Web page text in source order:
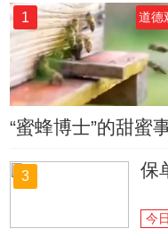
1 道德
“蜜蜂博士”的甜蜜
3 保
今